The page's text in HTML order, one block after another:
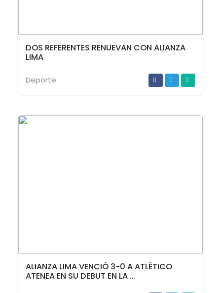
DOS REFERENTES RENUEVAN CON ALIANZA
LIMA
Deporte
ALIANZA LIMA VENCIÓ 3-0 A ATLÉTICO
ATENEA EN SU DEBUT EN LA ...